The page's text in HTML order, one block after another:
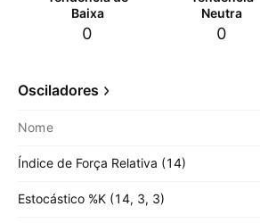
Baixa
0
Neutra
0
Osciladores
Nome
Índice de Força Relativa (14)
Estocástico %K (14, 3, 3)